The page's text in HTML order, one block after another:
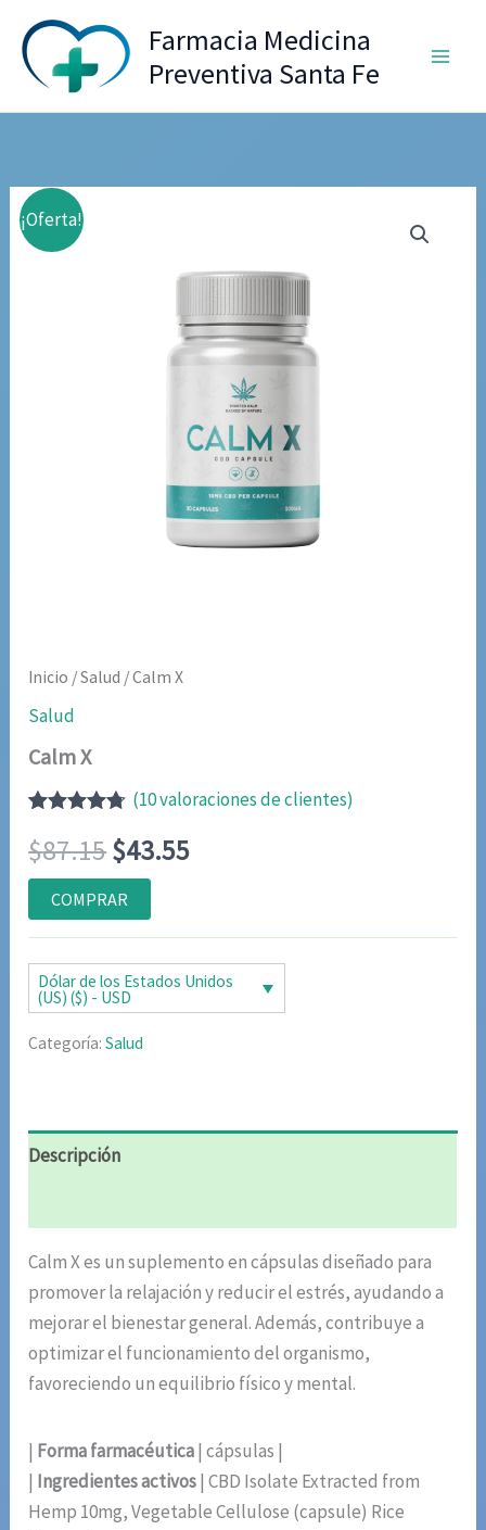
contenido
Farmacia Medicina
Preventiva Santa Fe
¡Oferta!
Inicio /Salud / Calm X
Salud
Calm X
con4.67de
5 en base
a
valoraciones
de
clientes
(10valoraciones de clientes)
$87.15El
precio
original
era:
$87.15.
$43.55El
actual
es:
COMPRAR
Dólar de los Estados Unidos
(US) ($) - USD
Categoría:Salud
Descripción
Calm X es un suplemento en cápsulas diseñado para
promover la relajación y reducir el estrés, ayudando a
mejorar el bienestar general. Además, contribuye a
optimizar el funcionamiento del organismo,
favoreciendo un equilibrio físico y mental.
| Forma farmacéutica| cápsulas |
| Ingredientes activos| CBD Isolate Extracted from
Hemp 10mg, Vegetable Cellulose (capsule) Rice